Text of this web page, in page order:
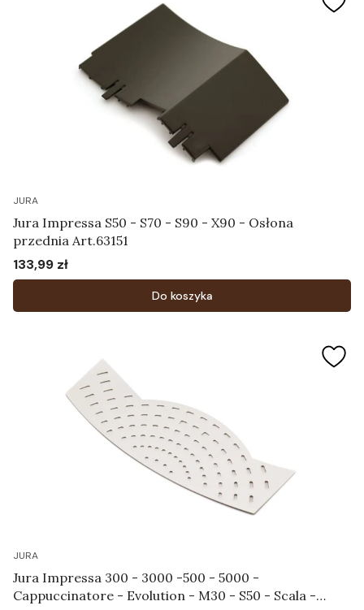
JURA
Jura Impressa S50 - S70 - S90 - X90 - Osłona
przednia Art.63151
Cena
133,99 zł
Do koszyka
JURA
Jura Impressa 300 - 3000 -500 - 5000 -
Cappuccinatore - Evolution - M30 - S50 - Scala -